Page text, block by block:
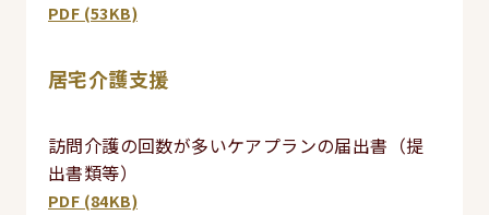
PDF (53KB)
居宅介護支援
訪問介護の回数が多いケアプランの届出書（提
出書類等）
PDF (84KB)